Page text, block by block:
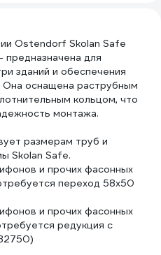
Ostendorf Skolan Safe
для
зданий и обеспечения
оснащена раструбным
кольцом, что
монтажа.
размерам труб и
Skolan Safe.
и прочих фасонных
переход 58х50
и прочих фасонных
редукция с